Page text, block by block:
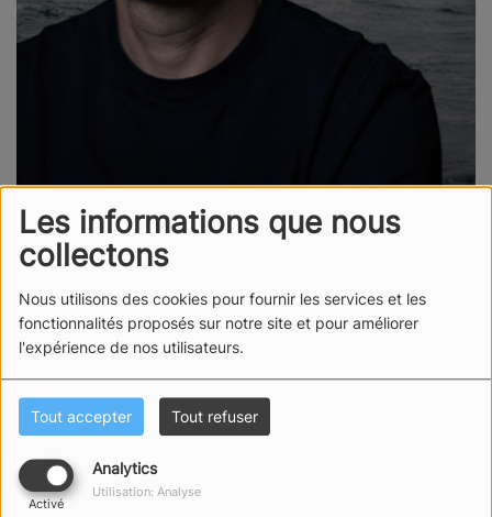
Les informations que nous
collectons
Nous utilisons des cookies pour fournir les services et les
fonctionnalités proposés sur notre site et pour améliorer
l'expérience de nos utilisateurs.
Tout accepter Tout refuser
Analytics
Activé
Utilisation: Analyse
02 FÉVRIER 2025
ÉCOUTER LE PODCAST
Premiers mots et interview de Charlie Dalin, victorieux
de cette dixième édition du Vendée Globe.